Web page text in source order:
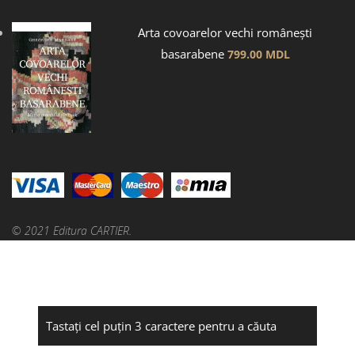
Arta covoarelor vechi românești
basarabene 799.00 MDL
© 2021 Editura CARTIER.